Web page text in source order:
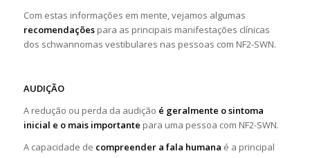
Com estas informações em mente, vejamos algumas
recomendaçõespara as principais manifestações clínicas
dos schwannomas vestibulares nas pessoas com NF2-SWN.
AUDIÇÃO
A redução ou perda da audição é geralmente o sintoma
inicial e o mais importante para uma pessoa com NF2-SWN.
A capacidade de compreender a fala humana é a principal